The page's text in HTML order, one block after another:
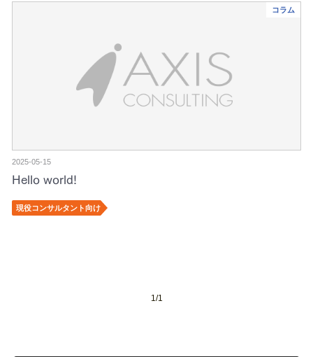
コラム
2025-05-15
Hello world!
現役コンサルタント向け
1/1